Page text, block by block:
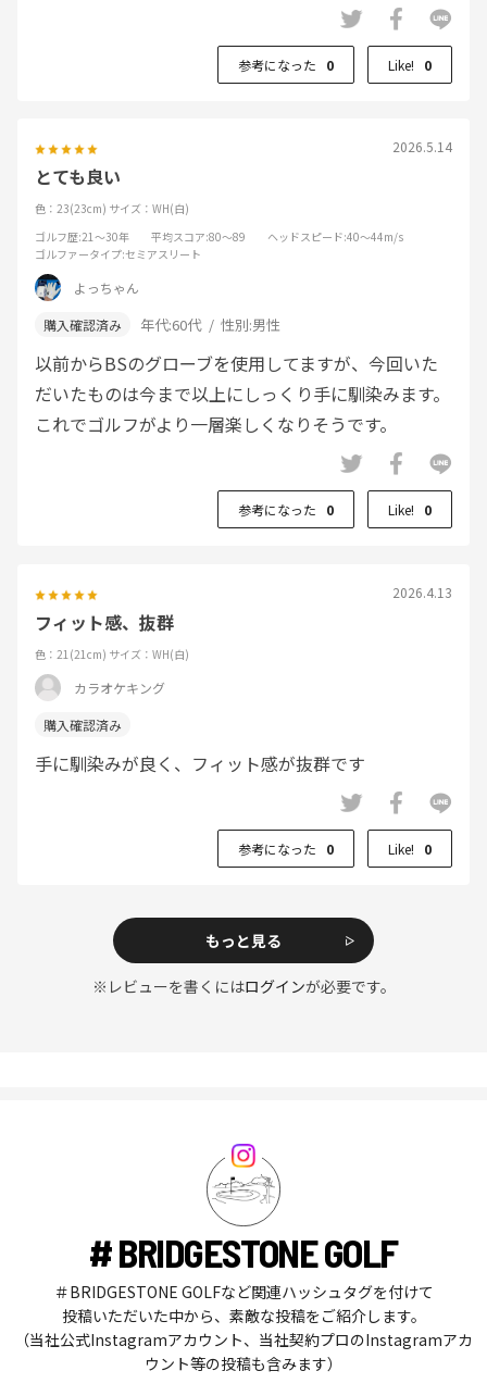
参考になった 0 Like! 0
2026.5.14
とても良い
色：23(23cm) サイズ：WH(白)
ゴルフ歴:21～30年 平均スコア:80～89 ヘッドスピード:40～44m/s
ゴルファータイプ:セミアスリート
よっちゃん
年代:60代 性別:男性
以前からBSのグローブを使用してますが、今回いた
だいたものは今まで以上にしっくり手に馴染みます。
これでゴルフがより一層楽しくなりそうです。
参考になった 0 Like! 0
2026.4.13
フィット感、抜群
色：21(21cm) サイズ：WH(白)
カラオケキング
手に馴染みが良く、フィット感が抜群です
参考になった 0 Like! 0
もっと見る
※レビューを書くにはログインが必要です。
# BRIDGESTONE GOLF
＃BRIDGESTONE GOLFなど関連ハッシュタグを付けて
投稿いただいた中から、素敵な投稿をご紹介します。
（当社公式Instagramアカウント、当社契約プロのInstagramアカ
ウント等の投稿も含みます）